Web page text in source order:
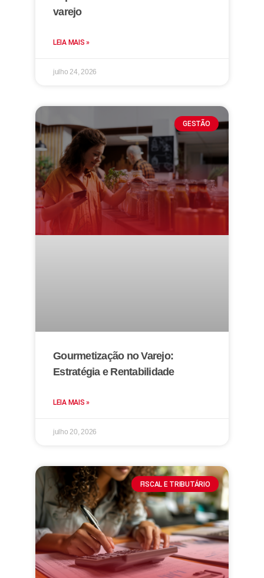
varejo
LEIA MAIS »
julho 24, 2026
GESTÃO
Gourmetização no Varejo:
Estratégia e Rentabilidade
LEIA MAIS »
julho 20, 2026
FISCAL E TRIBUTÁRIO